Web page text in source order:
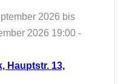
2026 bis
2026 19:00 -
Hauptstr. 13,